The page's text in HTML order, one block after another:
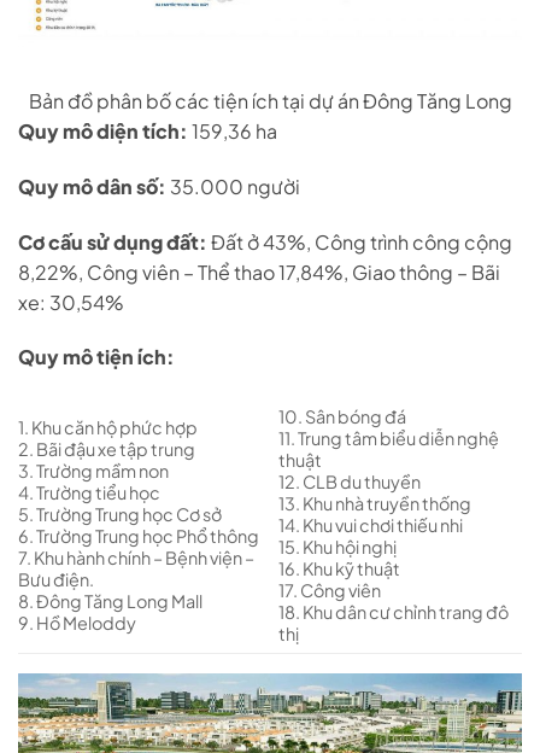
Bản đồ phân bố các tiện ích tại dự án Đông Tăng Long
Quy mô diện tích: 159,36 ha
Quy mô dân số: 35.000 người
Cơ cấu sử dụng đất: Đất ở 43%, Công trình công cộng
8,22%, Công viên – Thể thao 17,84%, Giao thông – Bãi
xe: 30,54%
Quy mô tiện ích:
1. Khu căn hộ phức hợp
2. Bãi đậu xe tập trung
3. Trường mầm non
4. Trường tiểu học
5. Trường Trung học Cơ sở
6. Trường Trung học Phổ thông
7. Khu hành chính – Bệnh viện –
Bưu điện.
8. Đông Tăng Long Mall
9. Hồ Meloddy
10. Sân bóng đá
11. Trung tâm biểu diễn nghệ
thuật
12. CLB du thuyền
13. Khu nhà truyền thống
14. Khu vui chơi thiếu nhi
15. Khu hội nghị
16. Khu kỹ thuật
17. Công viên
18. Khu dân cư chỉnh trang đô
thị